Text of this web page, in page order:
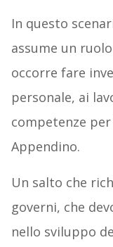
In questo
assume un
occorre fare
personale, ai
competenze
Appendino.
Un salto che
governi, che
nello sviluppo